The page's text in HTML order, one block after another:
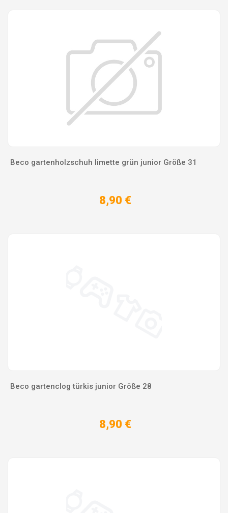
Beco gartenholzschuh limette grün junior Größe 31
8,90 €
Beco gartenclog türkis junior Größe 28
8,90 €